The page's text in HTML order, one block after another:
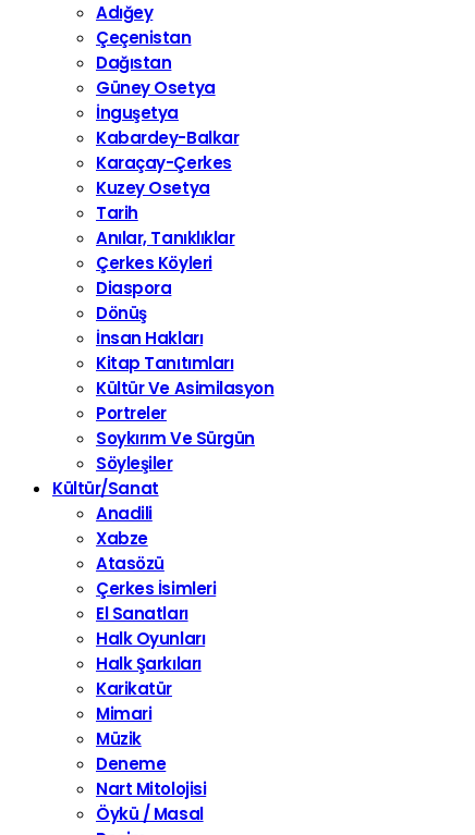
Adığey
Çeçenistan
Dağıstan
Güney Osetya
İnguşetya
Kabardey-Balkar
Karaçay-Çerkes
Kuzey Osetya
Tarih
Anılar, Tanıklıklar
Çerkes Köyleri
Diaspora
Dönüş
İnsan Hakları
Kitap Tanıtımları
Kültür Ve Asimilasyon
Portreler
Soykırım Ve Sürgün
Söyleşiler
Kültür/Sanat
Anadili
Xabze
Atasözü
Çerkes İsimleri
El Sanatları
Halk Oyunları
Halk Şarkıları
Karikatür
Mimari
Müzik
Deneme
Nart Mitolojisi
Öykü / Masal